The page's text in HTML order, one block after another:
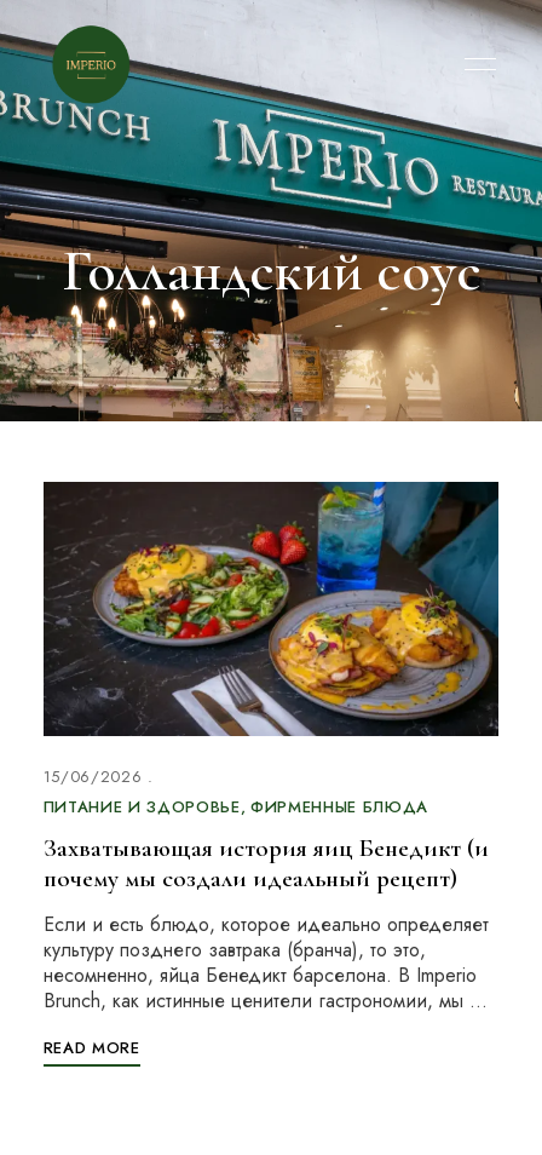
Голландский соус
15/06/2026
ПИТАНИЕ И ЗДОРОВЬЕ ФИРМЕННЫЕ БЛЮДА
Захватывающая история яиц Бенедикт (и
почему мы создали идеальный рецепт)
Если и есть блюдо, которое идеально определяет
культуру позднего завтрака (бранча), то это,
несомненно, яйца Бенедикт барселона. В Imperio
Brunch, как истинные ценители гастрономии, мы …
READ MORE